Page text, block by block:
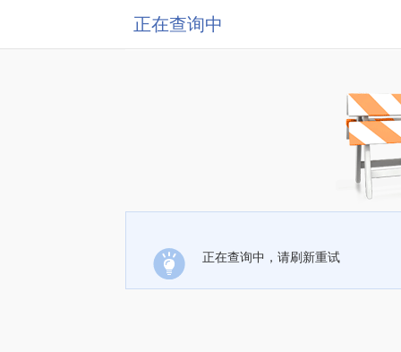
正在查询中
正在查询中，请刷新重试